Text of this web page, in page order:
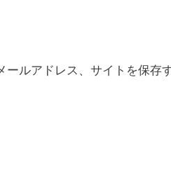
ールアドレス、サイトを保存